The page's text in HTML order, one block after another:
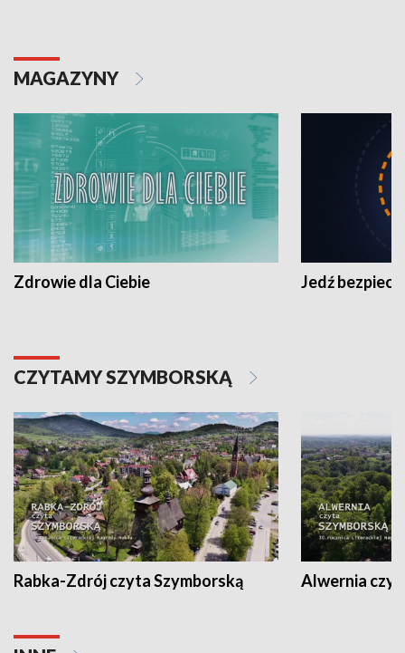
MAGAZYNY
Zdrowie dla Ciebie Jedź
CZYTAMY SZYMBORSKĄ
Rabka-Zdrój czyta Szymborską Alwernia